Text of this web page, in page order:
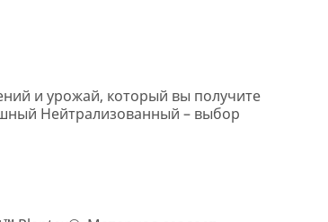
и урожай, который вы получите
Нейтрализованный – выбор